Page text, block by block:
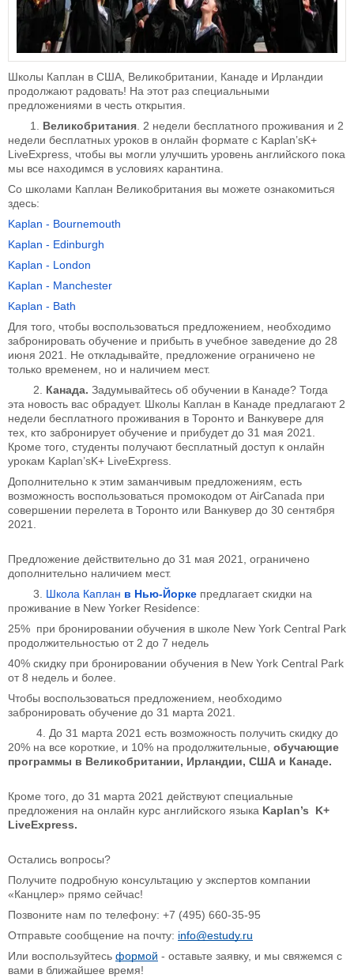
Школы Каплан в США, Великобритании, Канаде и Ирландии
продолжают радовать! На этот раз специальными
предложениями в честь открытия.
1. Великобритания . 2 недели бесплатного проживания и 2
недели бесплатных уроков в онлайн формате с Kaplan’sK+
LiveExpress, чтобы вы могли улучшить уровень английского пока
мы все находимся в условиях карантина.
Со школами Каплан Великобритания вы можете ознакомиться
здесь:
Kaplan - Bournemouth
Kaplan - Edinburgh
Kaplan - London
Kaplan - Manchester
Kaplan - Ваth
Для того, чтобы воспользоваться предложением, необходимо
забронировать обучение и прибыть в учебное заведение до 28
июня 2021. Не откладывайте, предложение ограничено не
только временем, но и наличием мест.
2. Канада. Задумывайтесь об обучении в Канаде? Тогда
эта новость вас обрадует. Школы Каплан в Канаде предлагают 2
недели бесплатного проживания в Торонто и Ванкувере для
тех, кто забронирует обучение и прибудет до 31 мая 2021.
Кроме того, студенты получают бесплатный доступ к онлайн
урокам Kaplan’sK+ LiveExpress.
Дополнительно к этим заманчивым предложениям, есть
возможность воспользоваться промокодом от AirCanada при
совершении перелета в Торонто или Ванкувер до 30 сентября
2021.
Предложение действительно до 31 мая 2021, ограничено
дополнительно наличием мест.
3. Школа Каплан в Нью-Йорке предлагает скидки на
проживание в New Yorker Residence:
25% при бронировании обучения в школе New York Central Park
продолжительностью от 2 до 7 недель
40% скидку при бронировании обучения в New York Central Park
от 8 недель и более.
Чтобы воспользоваться предложением, необходимо
забронировать обучение до 31 марта 2021.
4. До 31 марта 2021 есть возможность получить скидку до
20% на все короткие, и 10% на продолжительные, обучающие
программы в Великобритании, Ирландии, США и Канаде.
Кроме того, до 31 марта 2021 действуют специальные
предложения на онлайн курс английского языка Kaplan’s K+
LiveExpress.
Остались вопросы?
Получите подробную консультацию у экспертов компании
«Канцлер» прямо сейчас!
Позвоните нам по телефону: +7 (495) 660-35-95
Отправьте сообщение на почту: info@estudy.ru
Или воспользуйтесь формой - оставьте заявку, и мы свяжемся с
вами в ближайшее время!